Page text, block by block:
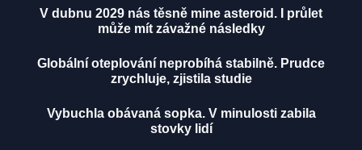
V dubnu 2029 nás těsně mine asteroid. I průlet
může mít závažné následky
Globální oteplování neprobíhá stabilně. Prudce
zrychluje, zjistila studie
Vybuchla obávaná sopka. V minulosti zabila
stovky lidí